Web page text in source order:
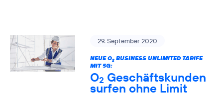
29. September 2020
NEUE O2BUSINESS UNLIMITED TARIFE
MIT 5G:
O2 Geschäftskunden
surfen ohne Limit